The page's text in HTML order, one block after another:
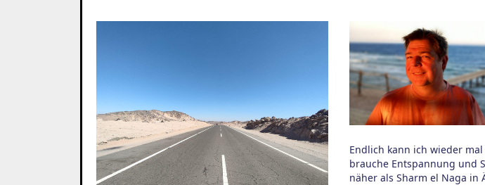
Endlich kann ich wieder
brauche Entspannung und
näher als Sharm el Naga in